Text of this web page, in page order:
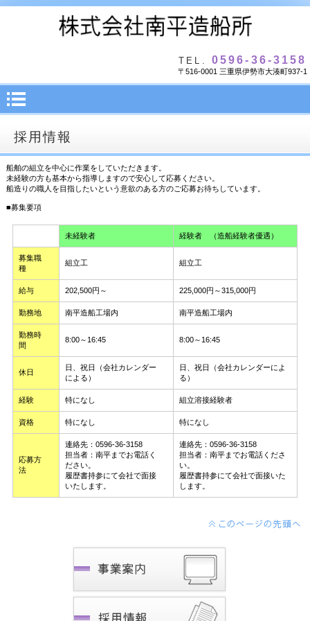
TEL. 0596-36-3158
〒516-0001 三重県伊勢市大湊町937-1
採用情報
船舶の組立を中心に作業をしていただきます。
未経験の方も基本から指導しますので安心して応募ください。
船造りの職人を目指したいという意欲のある方のご応募お待ちしています。
■募集要項
未経験者 経験者 （造船経験者優遇）
募集職
種
組立工 組立工
給与 202,500円～ 225,000円～315,000円
勤務地 南平造船工場内 南平造船工場内
勤務時
間
8:00～16:45 8:00～16:45
休日
日、祝日（会社カレンダー
による）
日、祝日（会社カレンダーによ
る）
経験 特になし 組立溶接経験者
資格 特になし 特になし
応募方
法
連絡先：0596-36-3158
担当者：南平までお電話く
ださい。
履歴書持参にて会社で面接
いたします。
連絡先：0596-36-3158
担当者：南平までお電話くださ
い。
履歴書持参にて会社で面接いた
します。